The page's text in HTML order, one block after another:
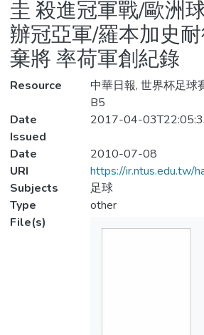
圭 殺進冠軍戰/歐洲
辦冠亞軍/羅本加史
棄將 率荷軍創紀錄
Resource
中華日報, 世界杯足球
B5
Date
Issued
2017-04-
Date
2010-07-08
URI
https://
Subjects
足球
Type
other
File(s)